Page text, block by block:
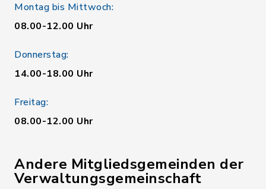
Montag bis Mittwoch:
08.00-12.00 Uhr
Donnerstag:
14.00-18.00 Uhr
Freitag:
08.00-12.00 Uhr
Andere Mitgliedsgemeinden der
Verwaltungsgemeinschaft